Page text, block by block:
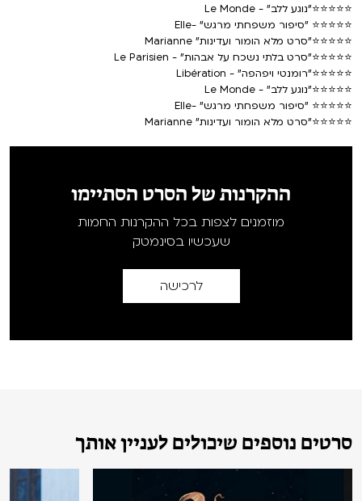
⭐⭐⭐⭐⭐"נוגע ללב" - Le Monde
⭐⭐⭐⭐⭐ "סיפור משפחתי מרגש" -Elle
⭐⭐⭐⭐⭐"סרט מלא הומור ועדינות" Marianne
⭐⭐⭐⭐⭐"סרט בלתי נשכח על אבהות" - Le Parisien
⭐⭐⭐⭐⭐"רומנטי ויפהפה" - Libération
⭐⭐⭐⭐⭐"נוגע ללב" - Le Monde
⭐⭐⭐⭐⭐ "סיפור משפחתי מרגש" -Elle
⭐⭐⭐⭐⭐"סרט מלא הומור ועדינות" Marianne
ההקרנות של הסרט הסתיימו
מוזמנים לצפות בכל ההקרנות החמות
שעכשיו בסינמטק
לרכישה
סרטים נוספים שיכולים לעניין אותך